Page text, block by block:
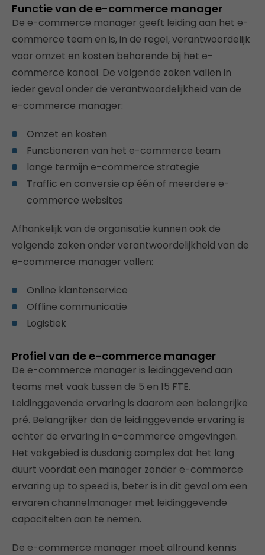
Functie van de e-commerce manager
De e-commerce manager geeft leiding aan het e-
commerce team en is, in de regel, verantwoordelijk
voor omzet en kosten behorende bij het e-
commerce kanaal. De volgende zaken vallen in
ieder geval onder de verantwoordelijkheid van de
e-commerce manager:
Omzet en kosten
Functioneren van het e-commerce team
lange termijn e-commerce strategie
Traffic en conversie op één of meerdere e-
commerce websites
Afhankelijk van de organisatie kunnen ook de
volgende zaken onder verantwoordelijkheid van de
e-commerce manager vallen:
Online klantenservice
Offline communicatie
Logistiek
Profiel van de e-commerce manager
De e-commerce manager is leidinggevend aan
teams met vaak tussen de 5 en 15 FTE.
Leidinggevende ervaring is daarom een belangrijke
pré. Belangrijker dan de leidinggevende ervaring is
echter de ervaring in e-commerce omgevingen.
Het vakgebied is dusdanig complex dat het lang
duurt voordat een manager zonder e-commerce
ervaring up to speed is, beter is in dit geval om een
ervaren channelmanager met leidinggevende
capaciteiten aan te nemen.
De e-commerce manager moet allround kennis